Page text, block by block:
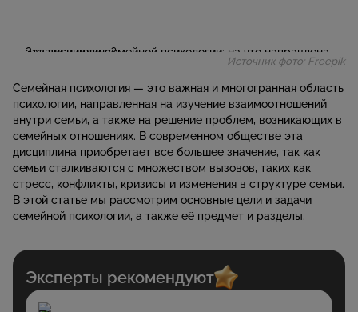
Источник фото: Freepik
Семейная психология — это важная и многогранная область
психологии, направленная на изучение взаимоотношений
внутри семьи, а также на решение проблем, возникающих в
семейных отношениях. В современном обществе эта
дисциплина приобретает все большее значение, так как
семьи сталкиваются с множеством вызовов, таких как
стресс, конфликты, кризисы и изменения в структуре семьи.
В этой статье мы рассмотрим основные цели и задачи
семейной психологии, а также её предмет и разделы.
Эксперты рекомендуют